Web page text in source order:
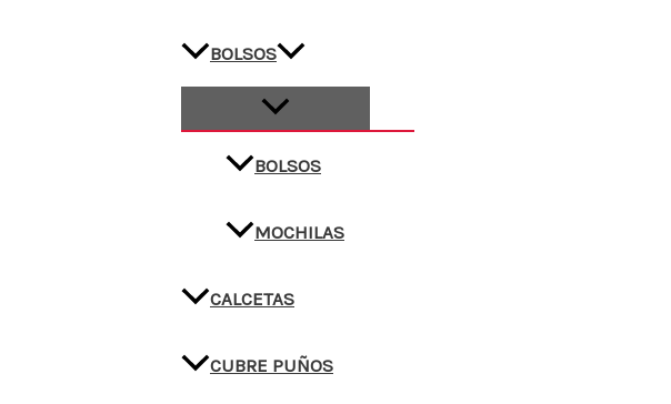
BOLSOS
BOLSOS
MOCHILAS
CALCETAS
CUBRE PUÑOS